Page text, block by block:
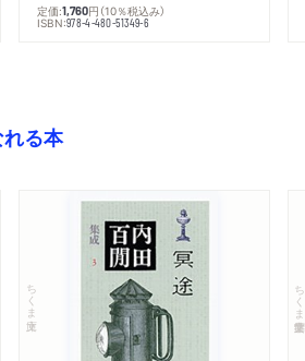
定価:1,760円 （10％税込み）
ISBN:978-4-480-51349-6
る本
ちくま文庫 ちくま学芸文庫